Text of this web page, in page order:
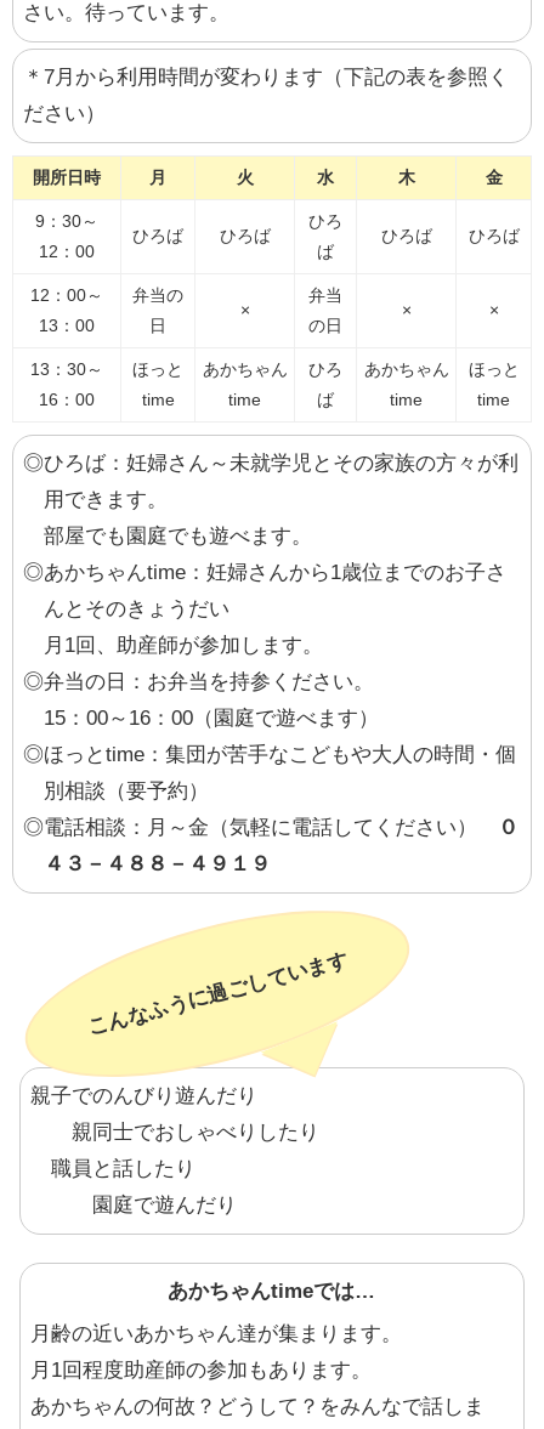
さい。待っています。
＊7月から利用時間が変わります（下記の表を参照く
ださい）
開所日時 月 火 水 木 金
9：30～
12：00
ひろば ひろば
ひろ
ば
ひろば ひろば
12：00～
13：00
弁当の
日
×
弁当
の日
× ×
13：30～
16：00
ほっと
time
あかちゃん
time
ひろ
ば
あかちゃん
time
ほっと
time
◎ひろば：妊婦さん～未就学児とその家族の方々が利
用できます。
部屋でも園庭でも遊べます。
◎あかちゃんtime：妊婦さんから1歳位までのお子さ
んとそのきょうだい
月1回、助産師が参加します。
◎弁当の日：お弁当を持参ください。
15：00～16：00（園庭で遊べます）
◎ほっとtime：集団が苦手なこどもや大人の時間・個
別相談（要予約）
◎電話相談：月～金（気軽に電話してください）
０
４３－４８８－４９１９
こんなふうに過ごしています
親子でのんびり遊んだり
親同士でおしゃべりしたり
職員と話したり
園庭で遊んだり
あかちゃんtimeでは…
月齢の近いあかちゃん達が集まります。
月1回程度助産師の参加もあります。
あかちゃんの何故？どうして？をみんなで話しま